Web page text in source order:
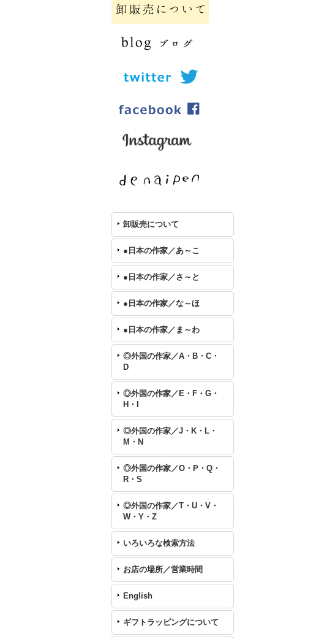
卸販売について
●日本の作家／あ～こ
●日本の作家／さ～と
●日本の作家／な～ほ
●日本の作家／ま～わ
◎外国の作家／A・B・C・
D
◎外国の作家／E・F・G・
H・I
◎外国の作家／J・K・L・
M・N
◎外国の作家／O・P・Q・
R・S
◎外国の作家／T・U・V・
W・Y・Z
いろいろな検索方法
お店の場所／営業時間
English
ギフトラッピングについて